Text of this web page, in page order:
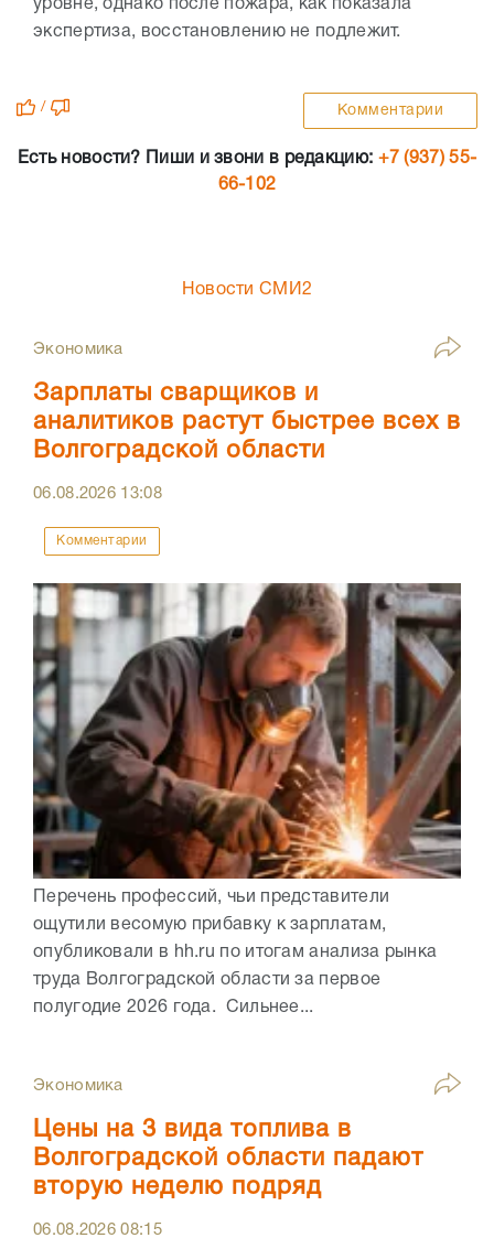
уровне, однако после пожара, как показала
экспертиза, восстановлению не подлежит.
/ Комментарии
Есть новости? Пиши и звони в редакцию: +7 (937) 55-
66-102
Новости СМИ2
Экономика
Зарплаты сварщиков и
аналитиков растут быстрее всех в
Волгоградской области
06.08.2026 13:08
Комментарии
Перечень профессий, чьи представители
ощутили весомую прибавку к зарплатам,
опубликовали в hh.ru по итогам анализа рынка
труда Волгоградской области за первое
полугодие 2026 года. Сильнее...
Экономика
Цены на 3 вида топлива в
Волгоградской области падают
вторую неделю подряд
06.08.202608:15